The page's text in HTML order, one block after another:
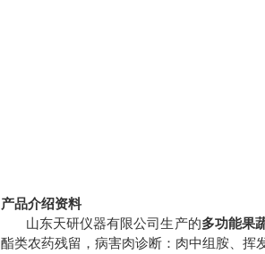
产品介绍资料
山东天研仪器有限公司生产的多功能果
酯类农药残留，病害肉诊断：肉中组胺、挥